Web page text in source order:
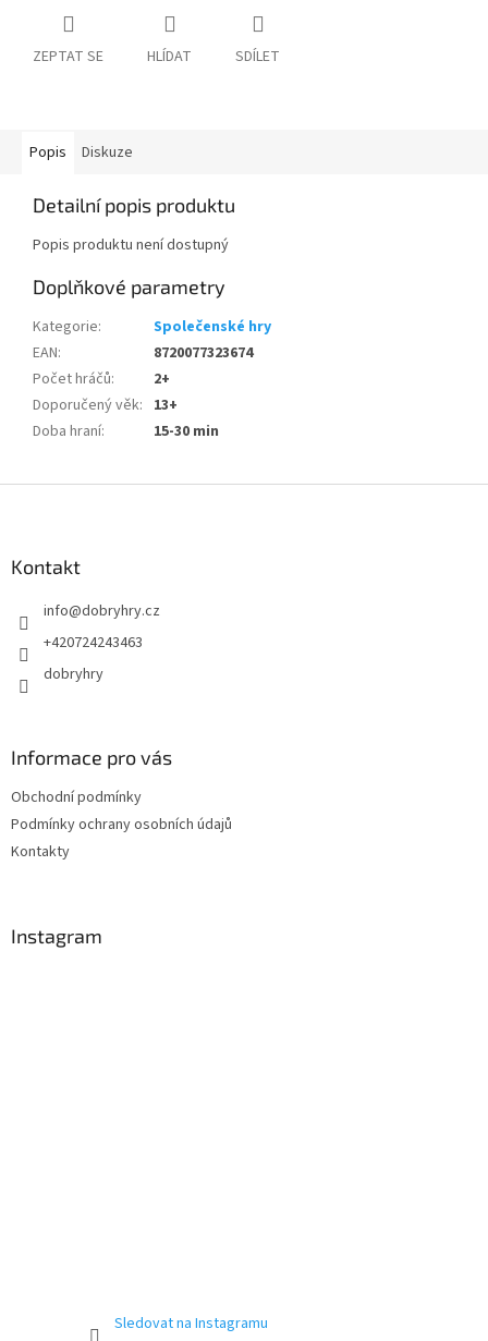
ZEPTAT SE HLÍDAT SDÍLET
Popis Diskuze
Detailní popis produktu
Popis produktu není dostupný
Doplňkové parametry
Kategorie:
Společenské hry
EAN:
8720077323674
Počet hráčů:
2+
Doporučený věk: 13+
Doba hraní: 15-30 min
Kontakt
info@dobryhry.cz
+420724243463
dobryhry
Informace pro vás
Obchodní podmínky
Podmínky ochrany osobních údajů
Kontakty
Instagram
Sledovat na Instagramu